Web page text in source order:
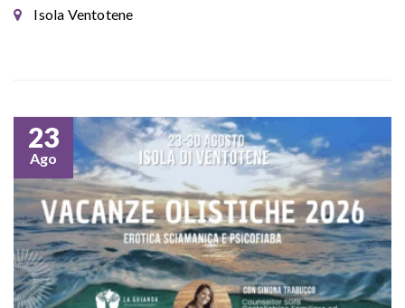
Isola Ventotene
23
Ago